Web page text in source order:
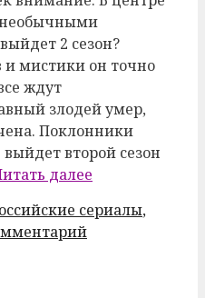
необычными
2 сезон?
мистики он точно
ждут
злодей умер,
Поклонники
выйдет второй сезон
далее
сериалы,